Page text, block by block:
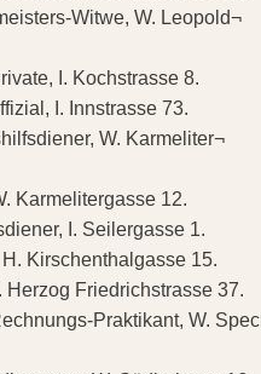
Witwe, W. Leopold¬
I. Kochstrasse 8.
I. Innstrasse 73.
W. Karmeliter¬
Karmelitergasse 12.
I. Seilergasse 1.
Kirschenthalgasse 15.
Friedrichstrasse 37.
Praktikant, W.